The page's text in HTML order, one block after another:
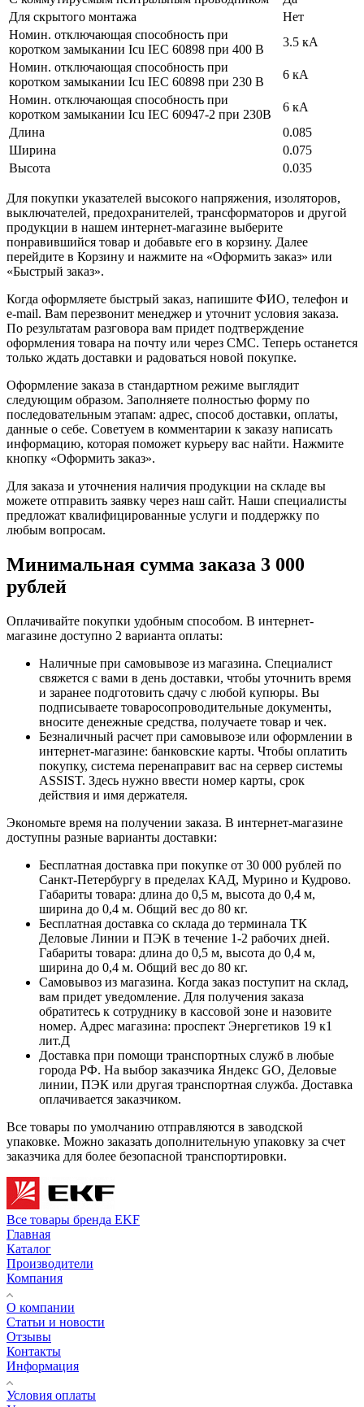
Для скрытого монтажа
Нет
Номин. отключающая способность при
коротком замыкании Icu IEC 60898 при 400 В
3.5 кА
Номин. отключающая способность при
коротком замыкании Icu IEC 60898 при 230 В
6 кА
Номин. отключающая способность при
коротком замыкании Icu IEC 60947-2 при 230В
6 кА
Длина
0.085
Ширина
0.075
Высота
0.035
Для покупки указателей высокого напряжения, изоляторов,
выключателей, предохранителей, трансформаторов и другой
продукции в нашем интернет-магазине выберите
понравившийся товар и добавьте его в корзину. Далее
перейдите в Корзину и нажмите на «Оформить заказ» или
«Быстрый заказ».
Когда оформляете быстрый заказ, напишите ФИО, телефон и
e-mail. Вам перезвонит менеджер и уточнит условия заказа.
По результатам разговора вам придет подтверждение
оформления товара на почту или через СМС. Теперь останется
только ждать доставки и радоваться новой покупке.
Оформление заказа в стандартном режиме выглядит
следующим образом. Заполняете полностью форму по
последовательным этапам: адрес, способ доставки, оплаты,
данные о себе. Советуем в комментарии к заказу написать
информацию, которая поможет курьеру вас найти. Нажмите
кнопку «Оформить заказ».
Для заказа и уточнения наличия продукции на складе вы
можете отправить заявку через наш сайт. Наши специалисты
предложат квалифицированные услуги и поддержку по
любым вопросам.
Минимальная сумма заказа 3 000
рублей
Оплачивайте покупки удобным способом. В интернет-
магазине доступно 2 варианта оплаты:
Наличные при самовывозе из магазина. Специалист
свяжется с вами в день доставки, чтобы уточнить время
и заранее подготовить сдачу с любой купюры. Вы
подписываете товаросопроводительные документы,
вносите денежные средства, получаете товар и чек.
Безналичный расчет при самовывозе или оформлении в
интернет-магазине: банковские карты. Чтобы оплатить
покупку, система перенаправит вас на сервер системы
ASSIST. Здесь нужно ввести номер карты, срок
действия и имя держателя.
Экономьте время на получении заказа. В интернет-магазине
доступны разные варианты доставки:
Бесплатная доставка при покупке от 30 000 рублей по
Санкт-Петербургу в пределах КАД, Мурино и Кудрово.
Габариты товара: длина до 0,5 м, высота до 0,4 м,
ширина до 0,4 м. Общий вес до 80 кг.
Бесплатная доставка со склада до терминала ТК
Деловые Линии и ПЭК в течение 1-2 рабочих дней.
Габариты товара: длина до 0,5 м, высота до 0,4 м,
ширина до 0,4 м. Общий вес до 80 кг.
Самовывоз из магазина. Когда заказ поступит на склад,
вам придет уведомление. Для получения заказа
обратитесь к сотруднику в кассовой зоне и назовите
номер. Адрес магазина: проспект Энергетиков 19 к1
лит.Д
Доставка при помощи транспортных служб в любые
города РФ. На выбор заказчика Яндекс GO, Деловые
линии, ПЭК или другая транспортная служба. Доставка
оплачивается заказчиком.
Все товары по умолчанию отправляются в заводской
упаковке. Можно заказать дополнительную упаковку за счет
заказчика для более безопасной транспортировки.
Все товары бренда EKF
Главная
Каталог
Производители
Компания
О компании
Статьи и новости
Отзывы
Контакты
Информация
Условия оплаты